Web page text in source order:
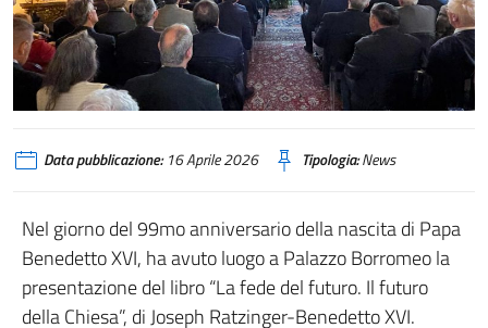
Data pubblicazione:16 Aprile 2026 Tipologia:News
Nel giorno del 99mo anniversario della nascita di Papa
Benedetto XVI, ha avuto luogo a Palazzo Borromeo la
presentazione del libro “La fede del futuro. Il futuro
della Chiesa”, di Joseph Ratzinger-Benedetto XVI.